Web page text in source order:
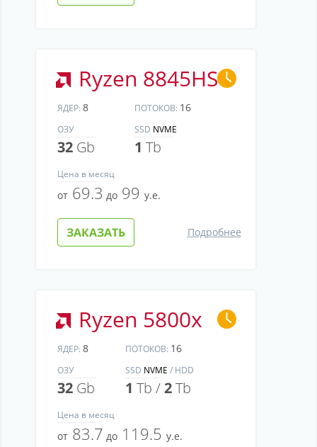
Ryzen 8845HS
ЯДЕР: 8 ПОТОКОВ: 16
ОЗУ
32Gb
SSD NVME
1 Tb
Цена в месяц
от69.3 до99 у.е.
ЗАКАЗАТЬ Подробнее
Ryzen 5800x
ЯДЕР: 8 ПОТОКОВ: 16
ОЗУ
32Gb
SSD NVME / HDD
1 Tb /2Tb
Цена в месяц
от83.7 до119.5 у.е.